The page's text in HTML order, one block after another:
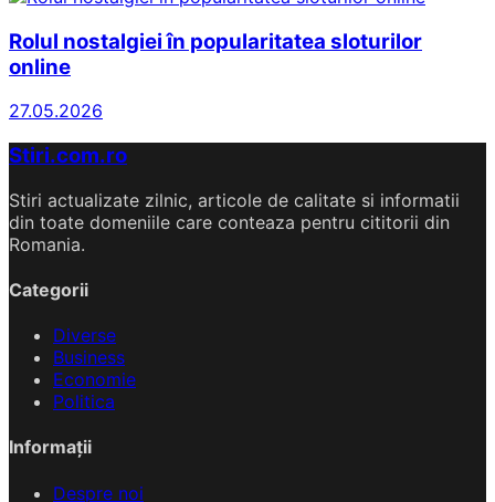
Rolul nostalgiei în popularitatea sloturilor
online
27.05.2026
Stiri.com.ro
Stiri actualizate zilnic, articole de calitate si informatii
din toate domeniile care conteaza pentru cititorii din
Romania.
Categorii
Diverse
Business
Economie
Politica
Informații
Despre noi